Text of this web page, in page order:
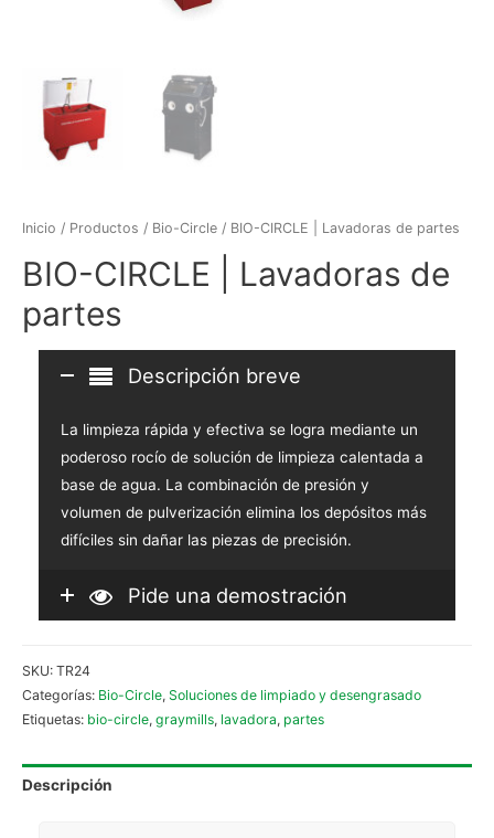
Inicio / Productos / Bio-Circle / BIO-CIRCLE | Lavadoras de partes
BIO-CIRCLE | Lavadoras de
partes
Descripción breve
La limpieza rápida y efectiva se logra mediante un
poderoso rocío de solución de limpieza calentada a
base de agua. La combinación de presión y
volumen de pulverización elimina los depósitos más
difíciles sin dañar las piezas de precisión.
Pide una demostración
SKU: TR24
Categorías: Bio-Circle, Soluciones de limpiado y desengrasado
Etiquetas: bio-circle, graymills, lavadora, partes
Descripción